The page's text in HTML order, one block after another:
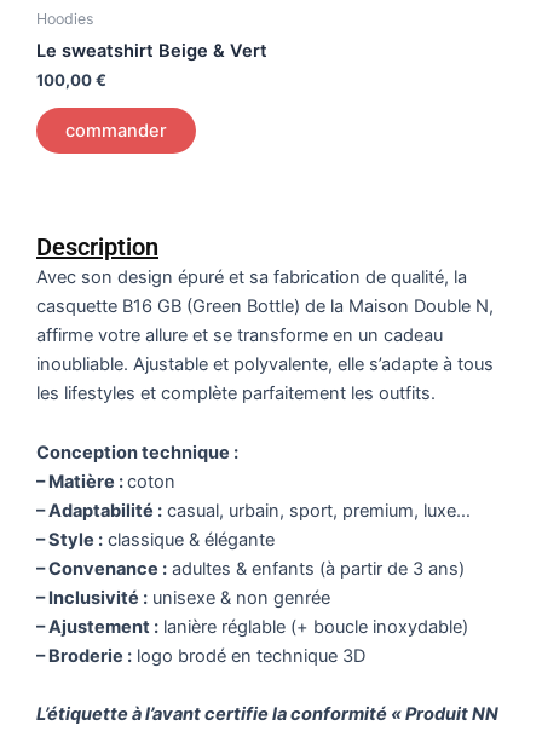
Hoodies
Le sweatshirt Beige & Vert
100,00€
commander
Description
Avec son design épuré et sa fabrication de qualité, la
casquette B16 GB (Green Bottle) de la Maison Double N,
affirme votre allure et se transforme en un cadeau
inoubliable. Ajustable et polyvalente, elle s’adapte à tous
les lifestyles et complète parfaitement les outfits.
Conception technique :
– Matière :coton
– Adaptabilité : casual, urbain, sport, premium, luxe…
– Style : classique & élégante
– Convenance : adultes & enfants (à partir de 3 ans)
– Inclusivité : unisexe & non genrée
– Ajustement : lanière réglable (+ boucle inoxydable)
– Broderie : logo brodé en technique 3D
L’étiquette à l’avant certifie la conformité « Produit NN